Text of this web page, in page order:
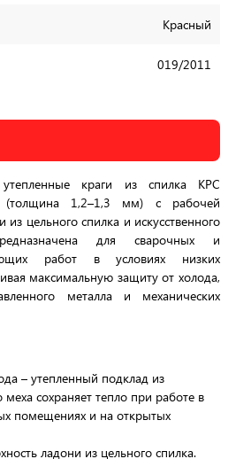
Красный
019/2011
утепленные краги из спилка КРС
(толщина 1,2–1,3 мм) с рабочей
из цельного спилка и искусственного
для сварочных и
работ в условиях низких
максимальную защиту от холода,
металла и механических
– утепленный подклад из
меха сохраняет тепло при работе в
помещениях и на открытых
ладони из цельного спилка.